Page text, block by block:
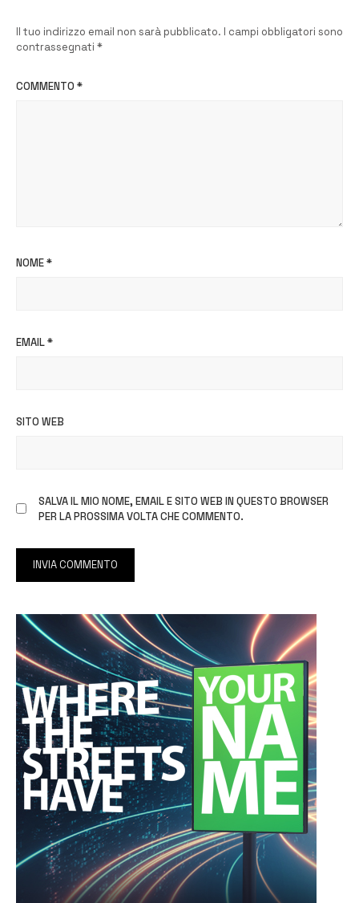
Il tuo indirizzo email non sarà pubblicato. I campi obbligatori sono
contrassegnati *
COMMENTO *
NOME*
EMAIL*
SITO WEB
SALVA IL MIO NOME, EMAIL E SITO WEB IN QUESTO BROWSER
PER LA PROSSIMA VOLTA CHE COMMENTO.